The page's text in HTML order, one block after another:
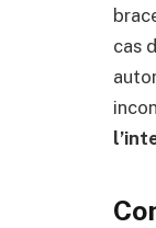
cas